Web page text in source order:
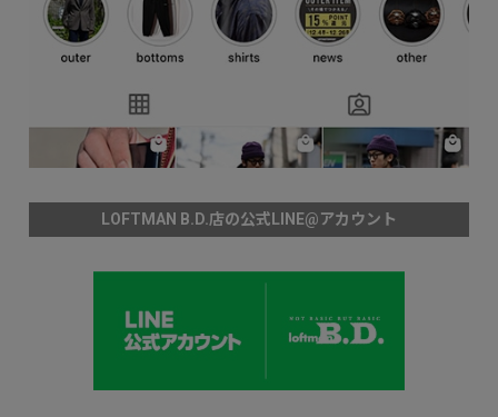
LOFTMAN B.D.店の公式LINE@アカウント